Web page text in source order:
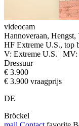
videocam
Hannoveraan,
HF Extreme U.S., top
V: Extreme U.S. |
Dressuur
€ 3.900
€ 3.900 vraagprijs
DE
Bröckel